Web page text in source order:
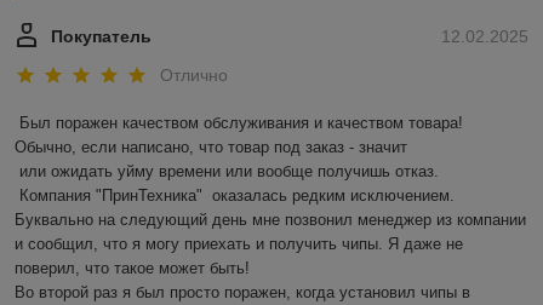
12.02.2025
Покупатель
Отлично
Был поражен качеством обслуживания и качеством товара!
Обычно, если написано, что товар под заказ - значит
Буквально на следующий день мне позвонил менеджер из компании
и сообщил, что я могу приехать и получить чипы. Я даже не
поверил, что такое может быть!
Во второй раз я был просто поражен, когда установил чипы в